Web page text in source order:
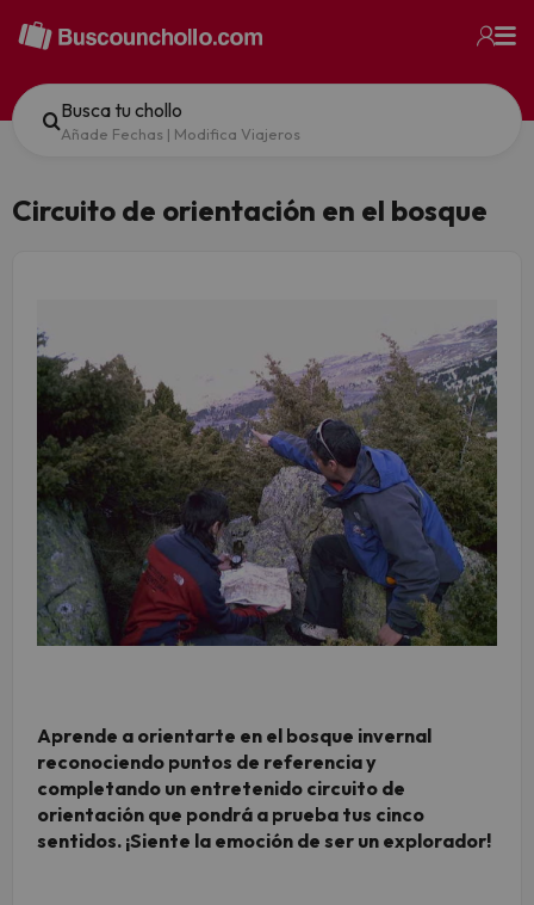
Busca tu chollo
Añade Fechas | Modifica Viajeros
Circuito de orientación en el bosque
Aprende a orientarte en el bosque invernal
reconociendo puntos de referencia y
completando un entretenido circuito de
orientación que pondrá a prueba tus cinco
sentidos. ¡Siente la emoción de ser un explorador!